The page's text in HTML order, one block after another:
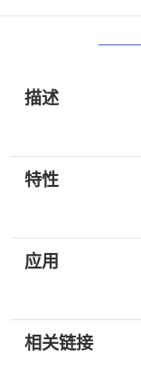
描述
特性
应用
相关链接